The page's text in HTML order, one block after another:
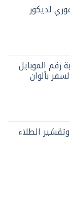
لديكور
الموبايل
بألوان
الطلاء